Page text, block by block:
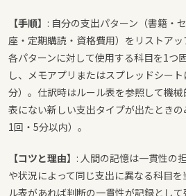
【手順】 : 自分の支出パターン（書籍・
座・定期購読・資格費用）をリストアッ
各パターンに対して使用する科目を1つ
し、メモアプリまたはスプレッドシー
分）。仕訳時はルール表を参照して機
表にない新しい支出タイプが出たとき
1回・5分以内）。
【コツと理由】 : 人間の記憶は一貫性の
や状況によって同じ支出に異なる科目
ル表があれば判断の一貫性が記録とし